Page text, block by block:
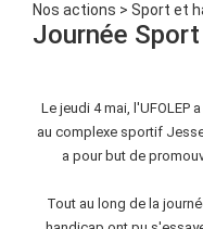
Nos actions > Sport et
Journée
Le jeudi 4 mai, l'UFOLEP
au complexe sportif
a pour but de
Tout au long de la